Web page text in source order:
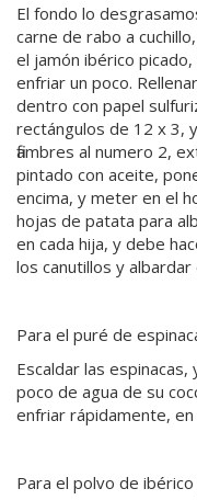
El fondo lo
carne de rabo a
el jamón ibérico
enfriar un poco.
dentro con papel
rectángulos de 12 x 3,
fiambres al numero 2,
pintado con aceite,
encima, y meter en el
hojas de patata para
en cada hija, y debe
los canutillos y
Para el puré de
Escaldar las
poco de agua de su
enfriar rápidamente, en
Para el polvo de